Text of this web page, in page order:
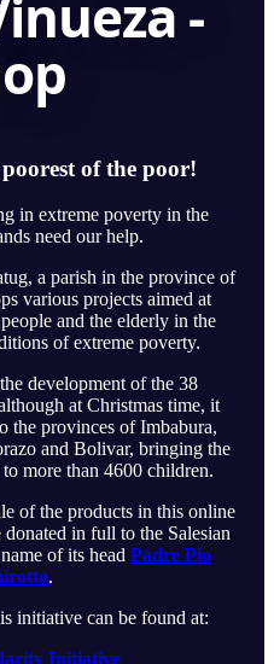
-
of the poor!
in extreme poverty in the
need our help.
a parish in the province of
various projects aimed at
and the elderly in the
of extreme poverty.
development of the 38
at Christmas time, it
the provinces of Imbabura,
and Bolivar, bringing the
more than 4600 children.
of the products in this online
in full to the Salesian
of its head Padre Pio
.
initiative can be found at:
Initiative